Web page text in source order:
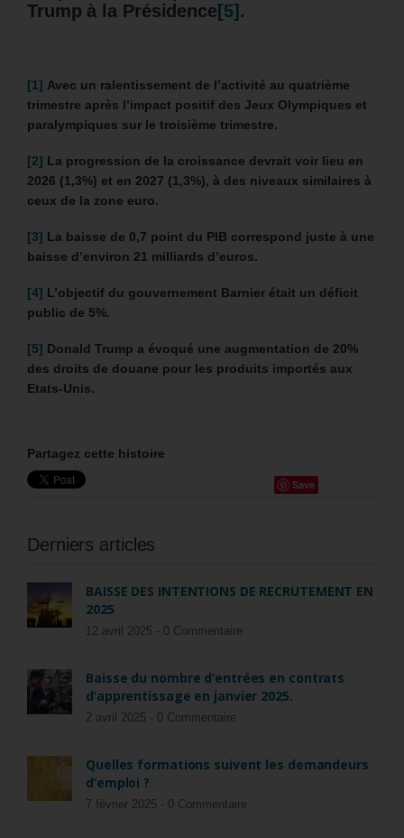
Trump à la Présidence [5] .
[1] Avec un ralentissement de l’activité au quatrième
trimestre après l’impact positif des Jeux Olympiques et
paralympiques sur le troisième trimestre.
[2] La progression de la croissance devrait voir lieu en
2026 (1,3%) et en 2027 (1,3%), à des niveaux similaires à
ceux de la zone euro.
[3] La baisse de 0,7 point du PIB correspond juste à une
baisse d’environ 21 milliards d’euros.
[4] L’objectif du gouvernement Barnier était un déficit
public de 5%.
[5] Donald Trump a évoqué une augmentation de 20%
des droits de douane pour les produits importés aux
Etats-Unis.
Partagez cette histoire
Save
Derniers articles
BAISSE DES INTENTIONS DE RECRUTEMENT EN
2025
12 avril 2025 - 0 Commentaire
Baisse du nombre d’entrées en contrats
d’apprentissage en janvier 2025.
2 avril 2025 - 0 Commentaire
Quelles formations suivent les demandeurs
d’emploi ?
7 février 2025 - 0 Commentaire